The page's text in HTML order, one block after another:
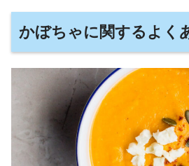
かぼちゃに関するよく